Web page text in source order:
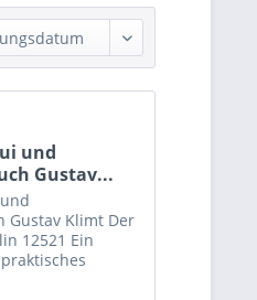
und
Gustav...
Gustav Klimt Der
12521 Ein